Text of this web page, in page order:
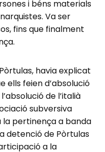
i béns materials
Va ser
fins que finalment
havia explicat
ells feien d’absolució
de l’italià
subversiva
la pertinença a banda
detenció de Pòrtulas
a la